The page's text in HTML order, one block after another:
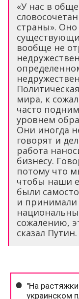
«У нас в
страны».
вообще не
мира, к
часто
уровнем
Они иногда
говорят и
работа
бизнесу.
потому что
чтобы наши
были
и принимали
сожалению,
сказал Путин.